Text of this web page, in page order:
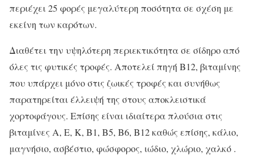
περιέχει 25 φορές μεγαλύτερη ποσότητα σε σχέση με
εκείνη των καρότων.
Διαθέτει την υψηλότερη περιεκτικότητα σε σίδηρο από
όλες τις φυτικές τροφές. Αποτελεί πηγή Β12, βιταμίνης
που υπάρχει μόνο στις ζωικές τροφές και συνήθως
παρατηρείται έλλειψή της στους αποκλειστικά
χορτοφάγους. Επίσης είναι ιδιαίτερα πλούσια στις
βιταμίνες Α, Ε, Κ, Β1, Β5, Β6, Β12 καθώς επίσης, κάλιο,
μαγνήσιο, ασβέστιο, φώσφορος, ιώδιο, χλώριο, χαλκό .